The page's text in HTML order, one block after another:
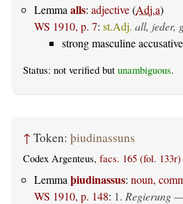
Lemma alls: adjective(Adj.a)
WS 1910, p. 7: st.Adj. all, jeder,
strong masculine
Status: not verified but unambiguous.
↑ Token: þiudinassuns
Codex Argenteus, facs. 165 (fol. 133r)
Lemma þiudinassus: noun,
WS 1910, p. 148: 1. Regierung